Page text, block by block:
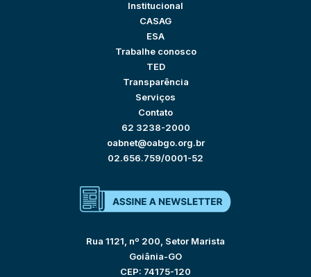
Institucional
CASAG
ESA
Trabalhe conosco
TED
Transparência
Serviços
Contato
62 3238-2000
oabnet@oabgo.org.br
02.656.759/0001-52
Rua 1121, nº 200, Setor Marista
Goiânia-GO
CEP: 74175-120